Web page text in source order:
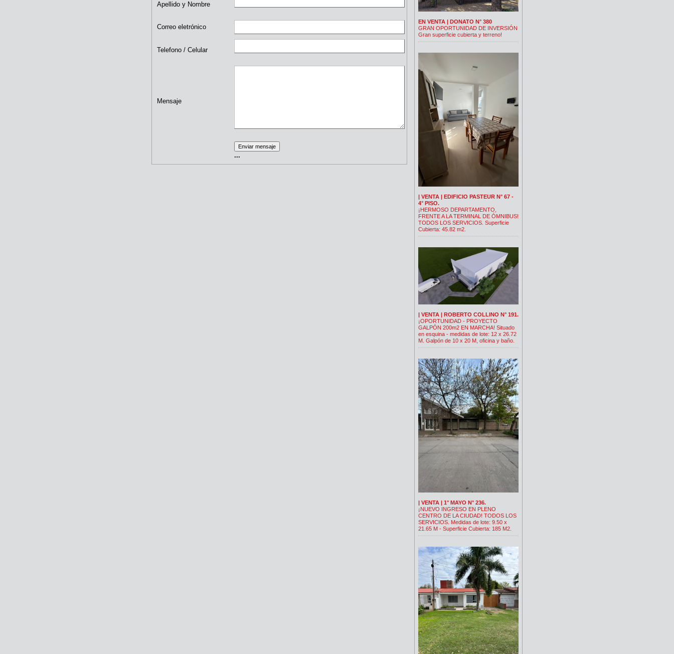
Apellido y Nombre
Correo eletrónico
Telefono / Celular
Mensaje
...
EN VENTA | DONATO N° 380
GRAN OPORTUNIDAD DE INVERSIÓN
Gran superficie cubierta y terreno!
| VENTA | EDIFICIO PASTEUR N° 67 -
4° PISO.
¡HERMOSO DEPARTAMENTO,
FRENTE A LA TERMINAL DE ÓMNIBUS!
TODOS LOS SERVICIOS. Superficie
Cubierta: 45.82 m2.
| VENTA | ROBERTO COLLINO N° 191.
¡OPORTUNIDAD - PROYECTO
GALPÓN 200m2 EN MARCHA! Situado
en esquina - medidas de lote: 12 x 26.72
M. Galpón de 10 x 20 M, oficina y baño.
| VENTA | 1° MAYO N° 236.
¡NUEVO INGRESO EN PLENO
CENTRO DE LA CIUDAD! TODOS LOS
SERVICIOS. Medidas de lote: 9.50 x
21.65 M - Superficie Cubierta: 185 M2.